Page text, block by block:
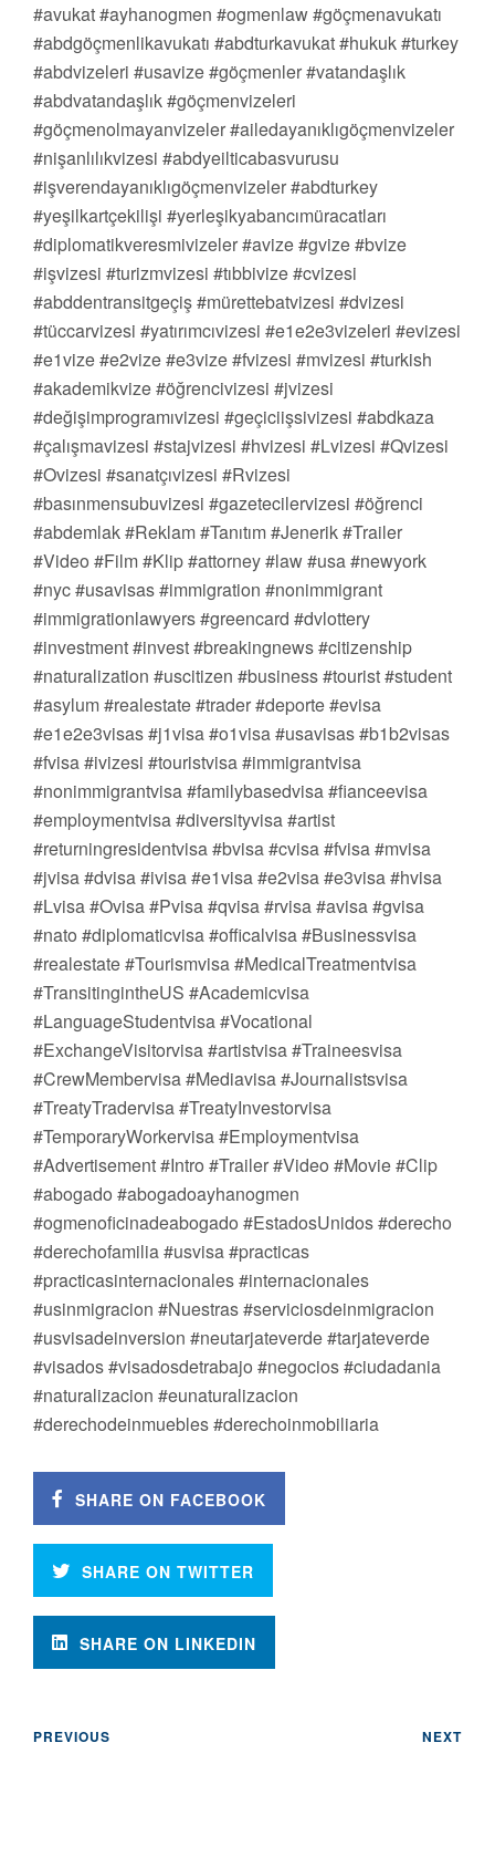
#avukat #ayhanogmen #ogmenlaw #göçmenavukatı
#abdgöçmenlikavukatı #abdturkavukat #hukuk #turkey
#abdvizeleri #usavize #göçmenler #vatandaşlık
#abdvatandaşlık #göçmenvizeleri
#göçmenolmayanvizeler #ailedayanıklıgöçmenvizeler
#nişanlılıkvizesi #abdyeilticabasvurusu
#işverendayanıklıgöçmenvizeler #abdturkey
#yeşilkartçekilişi #yerleşikyabancımüracatları
#diplomatikveresmivizeler #avize #gvize #bvize
#işvizesi #turizmvizesi #tıbbivize #cvizesi
#abddentransitgeçiş #mürettebatvizesi #dvizesi
#tüccarvizesi #yatırımcıvizesi #e1e2e3vizeleri #evizesi
#e1vize #e2vize #e3vize #fvizesi #mvizesi #turkish
#akademikvize #öğrencivizesi #jvizesi
#değişimprogramıvizesi #geçiciişsivizesi #abdkaza
#çalışmavizesi #stajvizesi #hvizesi #Lvizesi #Qvizesi
#Ovizesi #sanatçıvizesi #Rvizesi
#basınmensubuvizesi #gazetecilervizesi #öğrenci
#abdemlak #Reklam #Tanıtım #Jenerik #Trailer
#Video #Film #Klip #attorney #law #usa #newyork
#nyc #usavisas #immigration #nonimmigrant
#immigrationlawyers #greencard #dvlottery
#investment #invest #breakingnews #citizenship
#naturalization #uscitizen #business #tourist #student
#asylum #realestate #trader #deporte #evisa
#e1e2e3visas #j1visa #o1visa #usavisas #b1b2visas
#fvisa #ivizesi #touristvisa #immigrantvisa
#nonimmigrantvisa #familybasedvisa #fianceevisa
#employmentvisa #diversityvisa #artist
#returningresidentvisa #bvisa #cvisa #fvisa #mvisa
#jvisa #dvisa #ivisa #e1visa #e2visa #e3visa #hvisa
#Lvisa #Ovisa #Pvisa #qvisa #rvisa #avisa #gvisa
#nato #diplomaticvisa #officalvisa #Businessvisa
#realestate #Tourismvisa #MedicalTreatmentvisa
#TransitingintheUS #Academicvisa
#LanguageStudentvisa #Vocational
#ExchangeVisitorvisa #artistvisa #Traineesvisa
#CrewMembervisa #Mediavisa #Journalistsvisa
#TreatyTradervisa #TreatyInvestorvisa
#TemporaryWorkervisa #Employmentvisa
#Advertisement #Intro #Trailer #Video #Movie #Clip
#abogado #abogadoayhanogmen
#ogmenoficinadeabogado #EstadosUnidos #derecho
#derechofamilia #usvisa #practicas
#practicasinternacionales #internacionales
#usinmigracion #Nuestras #serviciosdeinmigracion
#usvisadeinversion #neutarjateverde #tarjateverde
#visados #visadosdetrabajo #negocios #ciudadania
#naturalizacion #eunaturalizacion
#derechodeinmuebles #derechoinmobiliaria
SHARE ON FACEBOOK
SHARE ON TWITTER
SHARE ON LINKEDIN
PREVIOUS NEXT